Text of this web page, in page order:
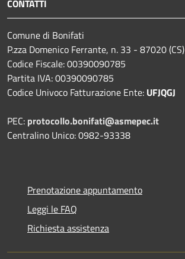
CONTATTI
Comune di Bonifati
P.zza Domenico Ferrante, n. 33 - 87020 (CS)
Codice Fiscale: 00390090785
Partita IVA: 00390090785
Codice Univoco Fatturazione Ente: UFJQGJ
PEC: protocollo.bonifati@asmepec.it
Centralino Unico: 0982-93338
Prenotazione appuntamento
Leggi le FAQ
Richiesta assistenza